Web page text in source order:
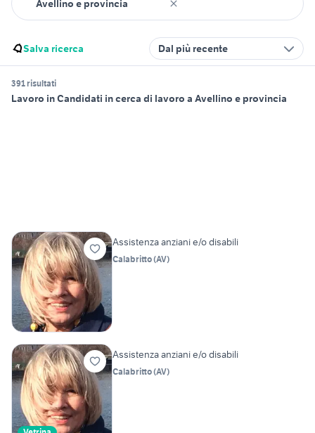
Salva ricerca Dal più recente
391 risultati
Lavoro in Candidati in cerca di lavoro a Avellino e provincia
Assistenza anziani e/o disabili
Calabritto(AV)
Assistenza anziani e/o disabili
Calabritto(AV)